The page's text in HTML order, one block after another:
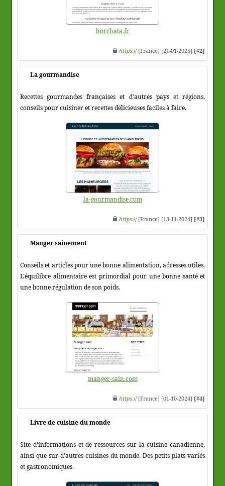
horchata.fr
https:// [France] [21-01-2025] [#2]
La gourmandise
Recettes gourmandes françaises et d'autres pays et régions,
conseils pour cuisiner et recettes délicieuses faciles à faire.
la-gourmandise.com
https:// [France] [13-11-2024] [#3]
Manger sainement
Conseils et articles pour une bonne alimentation, adresses utiles.
L'équilibre alimentaire est primordial pour une bonne santé et
une bonne régulation de son poids.
manger-sain.com
https:// [France] [01-10-2024] [#4]
Livre de cuisine du monde
Site d'informations et de ressources sur la cuisine canadienne,
ainsi que sur d'autres cuisines du monde. Des petits plats variés
et gastronomiques.